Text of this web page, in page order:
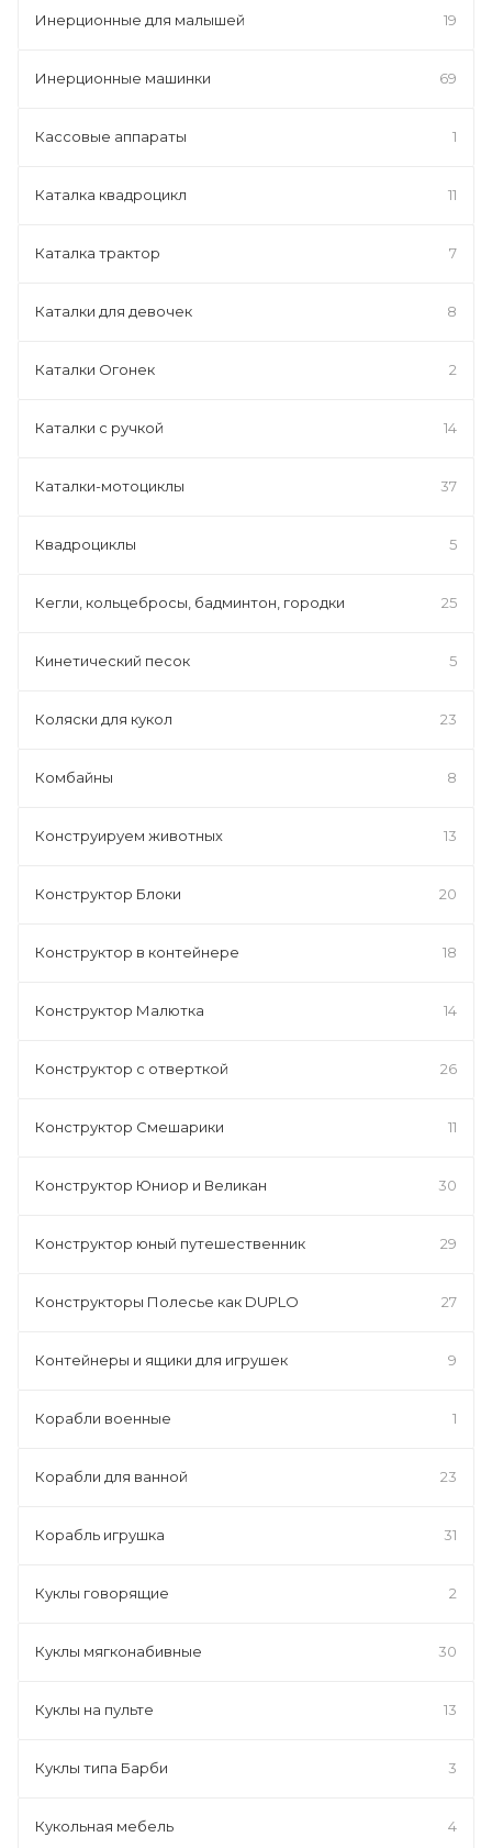
Инерционные для малышей 19
Инерционные машинки 69
Кассовые аппараты 1
Каталка квадроцикл 11
Каталка трактор 7
Каталки для девочек 8
Каталки Огонек 2
Каталки с ручкой 14
Каталки-мотоциклы 37
Квадроциклы 5
Кегли, кольцебросы, бадминтон, городки 25
Кинетический песок 5
Коляски для кукол 23
Комбайны 8
Конструируем животных 13
Конструктор Блоки 20
Конструктор в контейнере 18
Конструктор Малютка 14
Конструктор с отверткой 26
Конструктор Смешарики 11
Конструктор Юниор и Великан 30
Конструктор юный путешественник 29
Конструкторы Полесье как DUPLO 27
Контейнеры и ящики для игрушек 9
Корабли военные 1
Корабли для ванной 23
Корабль игрушка 31
Куклы говорящие 2
Куклы мягконабивные 30
Куклы на пульте 13
Куклы типа Барби 3
Кукольная мебель 4